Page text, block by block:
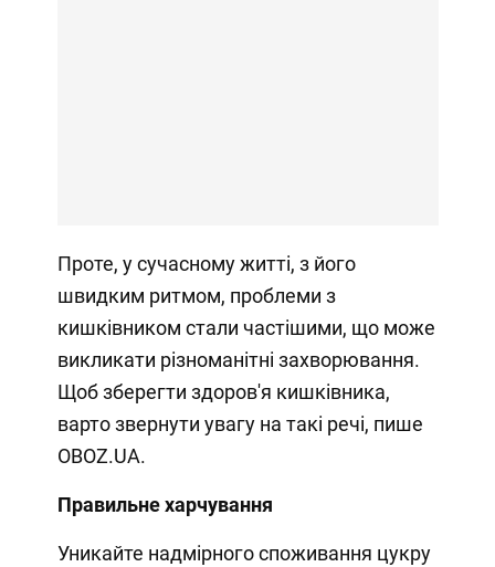
Проте, у сучасному житті, з його
швидким ритмом, проблеми з
кишківником стали частішими, що може
викликати різноманітні захворювання.
Щоб зберегти здоров'я кишківника,
варто звернути увагу на такі речі, пише
OBOZ.UA.
Правильне харчування
Уникайте надмірного споживання цукру